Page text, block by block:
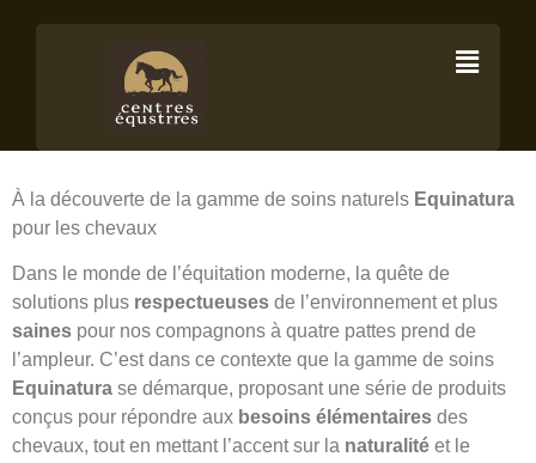
Equinatura –
Soins naturels
À la découverte de la gamme de soins naturels Equinatura
pour les chevaux
Dans le monde de l’équitation moderne, la quête de
solutions plus respectueuses de l’environnement et plus
saines pour nos compagnons à quatre pattes prend de
l’ampleur. C’est dans ce contexte que la gamme de soins
Equinatura se démarque, proposant une série de produits
conçus pour répondre aux besoins élémentaires des
chevaux, tout en mettant l’accent sur la naturalité et le